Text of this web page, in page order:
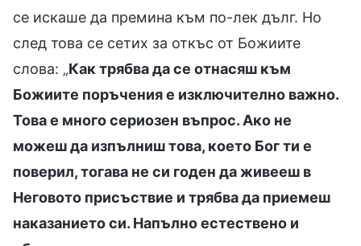
се искаше да премина към по-лек дълг. Но
след това се сетих за откъс от Божиите
слова: „Как трябва да се отнасяш към
Божиите поръчения е изключително важно.
Това е много сериозен въпрос. Ако не
можеш да изпълниш това, което Бог ти е
поверил, тогава не си годен да живееш в
Неговото присъствие и трябва да приемеш
наказанието си. Напълно естествено и